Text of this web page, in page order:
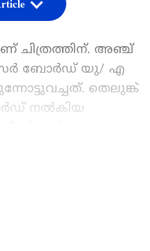
ചിത്രത്തിന്. അഞ്ച്
ബോര്‍ഡ് യു/ എ
തെലുങ്ക്
നല്‍കിയ